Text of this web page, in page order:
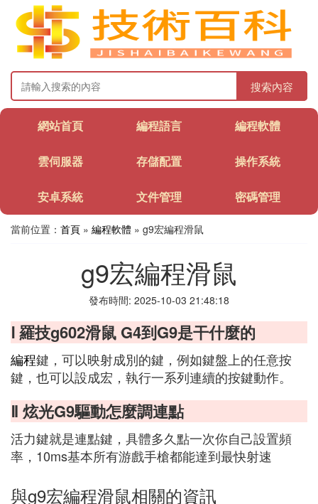
搜索內容
網站首頁 編程語言 編程軟體
雲伺服器 存儲配置 操作系統
安卓系統 文件管理 密碼管理
當前位置： 首頁 » 編程軟體 » g9宏編程滑鼠
g9宏編程滑鼠
發布時間: 2025-10-03 21:48:18
Ⅰ 羅技g602滑鼠 G4到G9是干什麼的
編程鍵，可以映射成別的鍵，例如鍵盤上的任意按
鍵，也可以設成宏，執行一系列連續的按鍵動作。
Ⅱ 炫光G9驅動怎麼調連點
活力鍵就是連點鍵，具體多久點一次你自己設置頻
率，10ms基本所有游戲手槍都能達到最快射速
與g9宏編程滑鼠相關的資訊